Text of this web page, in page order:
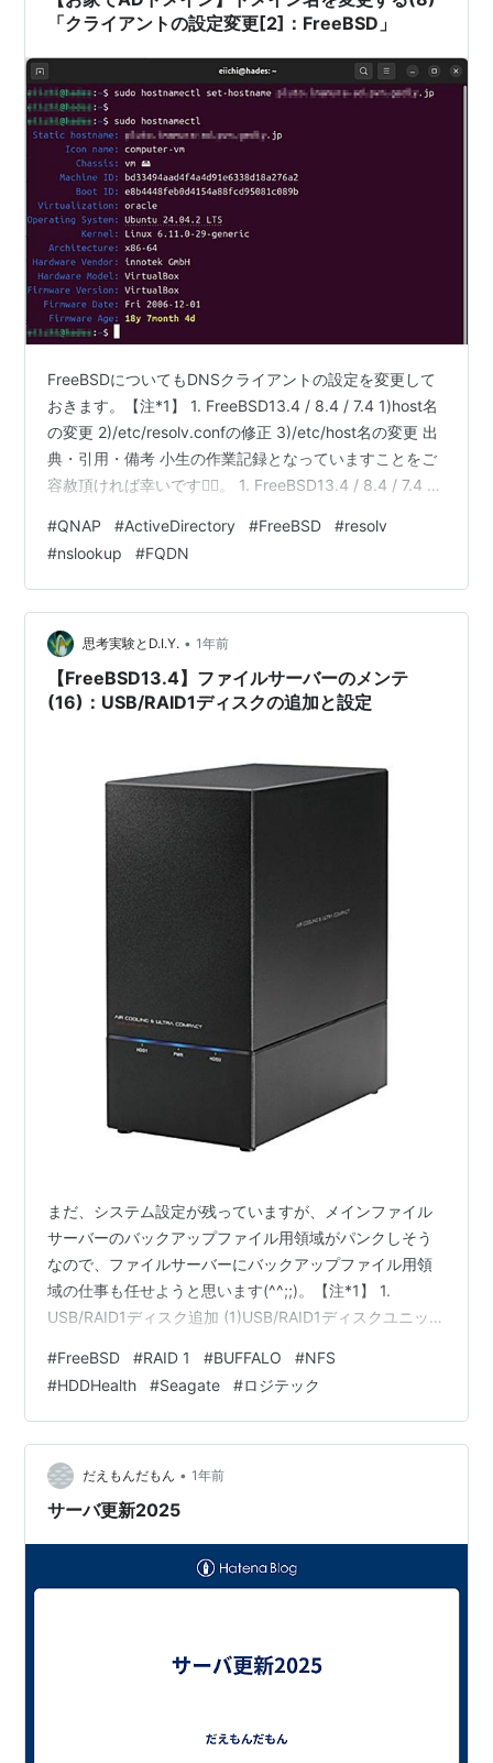
「クライアントの設定変更[2]：FreeBSD」
FreeBSDについてもDNSクライアントの設定を変更して
おきます。【注*1】 1. FreeBSD13.4 / 8.4 / 7.4 1)host名
の変更 2)/etc/resolv.confの修正 3)/etc/host名の変更 出
典・引用・備考 小生の作業記録となっていますことをご
容赦頂ければ幸いです🙇‍♂️。 1. FreeBSD13.4 / 8.4 / 7.4 動
😅、まだ、FreeBSD 8.4 / 7.4がいたりします😅。 1)host
名の変更 [root@freebsd]# vi /etc/rc.conf 下記の黄色字
部分を修正します…
#QNAP #ActiveDirectory #FreeBSD #resolv
#nslookup #FQDN
思考実験とD.I.Y. • 1年前
【FreeBSD13.4】ファイルサーバーのメンテ
(16)：USB/RAID1ディスクの追加と設定
まだ、システム設定が残っていますが、メインファイル
サーバーのバックアップファイル用領域がパンクしそう
なので、ファイルサーバーにバックアップファイル用領
域の仕事も任せようと思います(^^;;)。【注*1】 1.
USB/RAID1ディスク追加 (1)USB/RAID1ディスクユニット
ィスクの初期化 2. USB/RAID1ディスクの設定 (1)fstabの
修正 (2)マウントスクリプトの追加 (3)/etc/exportsの修
正 出典・引用・備考 1. USB/RAID1ディスク追加
(1)USB/RAID1ディスクユニット準備…
#FreeBSD #RAID 1 #BUFFALO #NFS
#HDDHealth #Seagate #ロジテック
だえもんだもん • 1年前
サーバ更新2025